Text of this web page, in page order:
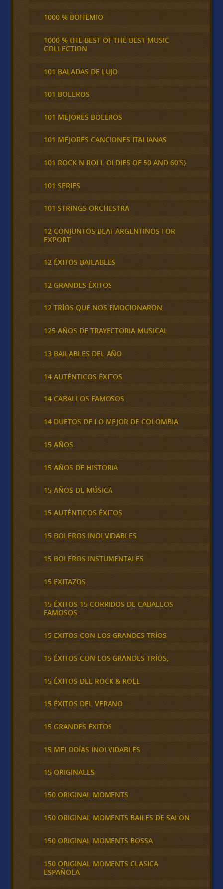
1000 % BOHEMIO
1000 % tHE BEST OF THE BEST MUSIC
COLLECTION
101 BALADAS DE LUJO
101 BOLEROS
101 MEJORES BOLEROS
101 MEJORES CANCIONES ITALIANAS
101 ROCK N ROLL OLDIES OF 50 AND 60'S}
101 SERIES
101 STRINGS ORCHESTRA
12 CONJUNTOS BEAT ARGENTINOS FOR
EXPORT
12 ÉXITOS BAILABLES
12 GRANDES ÉXITOS
12 TRÍOS QUE NOS EMOCIONARON
125 AÑOS DE TRAYECTORIA MUSICAL
13 BAILABLES DEL AÑO
14 AUTÉNTICOS ÉXITOS
14 CABALLOS FAMOSOS
14 DUETOS DE LO MEJOR DE COLOMBIA
15 AÑOS
15 AÑOS DE HISTORIA
15 AÑOS DE MÚSICA
15 AUTÉNTICOS ÉXITOS
15 BOLEROS INOLVIDABLES
15 BOLEROS INSTUMENTALES
15 EXITAZOS
15 ÉXITOS 15 CORRIDOS DE CABALLOS
FAMOSOS
15 EXITOS CON LOS GRANDES TRÍOS
15 ÉXITOS CON LOS GRANDES TRÍOS,
15 ÉXITOS DEL ROCK & ROLL
15 ÉXITOS DEL VERANO
15 GRANDES ÉXITOS
15 MELODÍAS INOLVIDABLES
15 ORIGINALES
150 ORIGINAL MOMENTS
150 ORIGINAL MOMENTS BAILES DE SALON
150 ORIGINAL MOMENTS BOSSA
150 ORIGINAL MOMENTS CLASICA
ESPAÑOLA